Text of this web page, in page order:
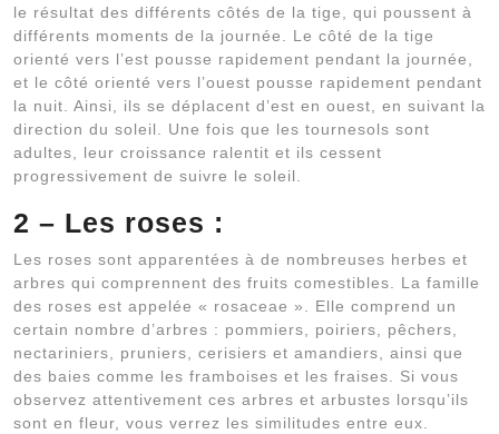
le résultat des différents côtés de la tige, qui poussent à
différents moments de la journée. Le côté de la tige
orienté vers l’est pousse rapidement pendant la journée,
et le côté orienté vers l’ouest pousse rapidement pendant
la nuit. Ainsi, ils se déplacent d’est en ouest, en suivant la
direction du soleil. Une fois que les tournesols sont
adultes, leur croissance ralentit et ils cessent
progressivement de suivre le soleil.
2 – Les roses :
Les roses sont apparentées à de nombreuses herbes et
arbres qui comprennent des fruits comestibles. La famille
des roses est appelée « rosaceae ». Elle comprend un
certain nombre d’arbres : pommiers, poiriers, pêchers,
nectariniers, pruniers, cerisiers et amandiers, ainsi que
des baies comme les framboises et les fraises. Si vous
observez attentivement ces arbres et arbustes lorsqu’ils
sont en fleur, vous verrez les similitudes entre eux.